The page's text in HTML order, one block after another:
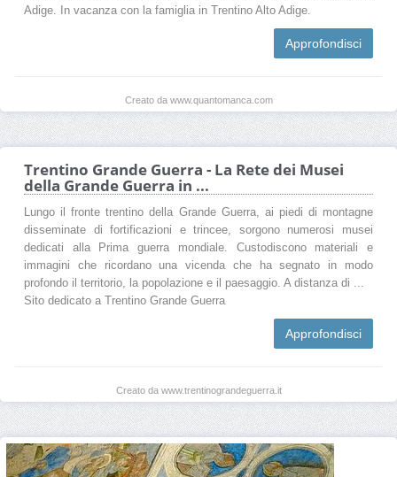
Adige. In vacanza con la famiglia in Trentino Alto Adige.
Approfondisci
Creato da www.quantomanca.com
Trentino Grande Guerra - La Rete dei Musei
della Grande Guerra in ...
Lungo il fronte trentino della Grande Guerra, ai piedi di montagne
disseminate di fortificazioni e trincee, sorgono numerosi musei
dedicati alla Prima guerra mondiale. Custodiscono materiali e
immagini che ricordano una vicenda che ha segnato in modo
profondo il territorio, la popolazione e il paesaggio. A distanza di ...
Sito dedicato a Trentino Grande Guerra
Approfondisci
Creato da www.trentinograndeguerra.it